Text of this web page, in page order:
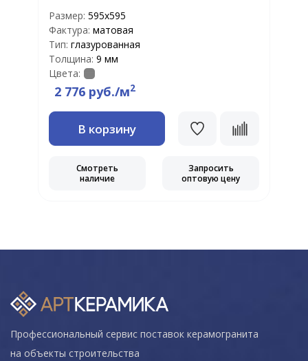
Размер: 595x595
Фактура: матовая
Тип: глазурованная
Толщина: 9 мм
Цвета:
2 776 руб./м2
В корзину
Смотреть
наличие
Запросить
оптовую цену
Профессиональный сервис поставок керамогранита
на объекты строительства